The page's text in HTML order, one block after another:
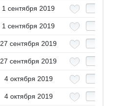
1 сентября 2019
1 сентября 2019
27 сентября 2019
27 сентября 2019
4 октября 2019
4 октября 2019